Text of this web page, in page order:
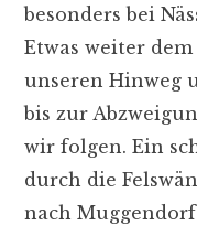
besonders bei
Etwas weiter
unseren Hinweg
bis zur
wir folgen. Ein
durch die
nach